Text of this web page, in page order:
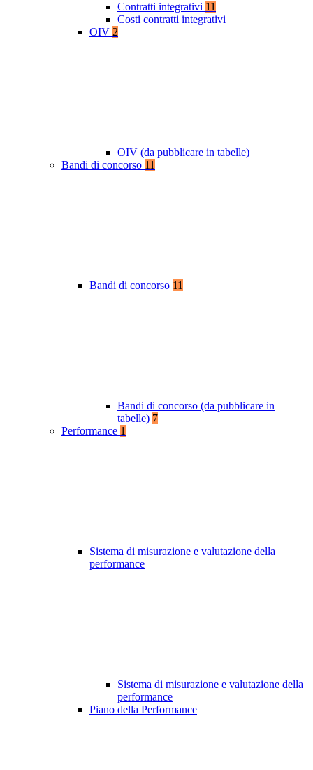
Contratti integrativi 11
Costi contratti integrativi
OIV 2
OIV (da pubblicare in tabelle)
Bandi di concorso 11
Bandi di concorso 11
Bandi di concorso (da pubblicare in
tabelle) 7
Performance 1
Sistema di misurazione e valutazione della
performance
Sistema di misurazione e valutazione della
performance
Piano della Performance